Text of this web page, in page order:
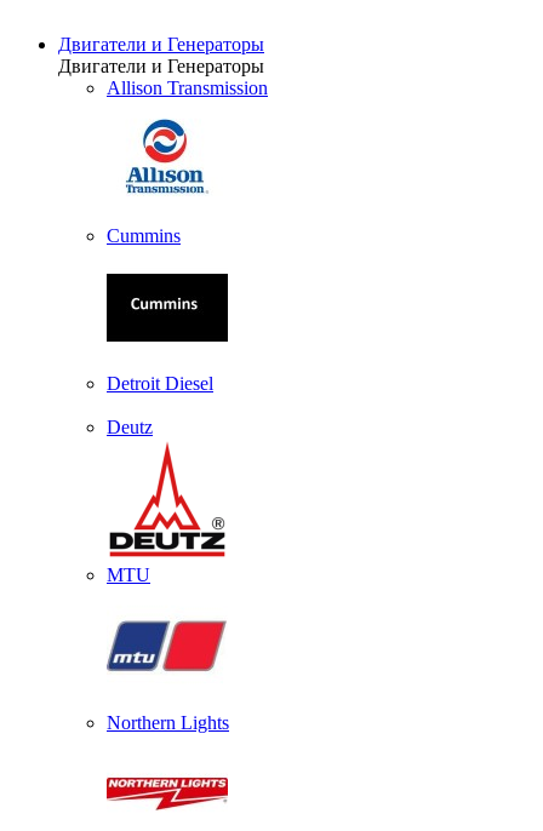
Двигатели и Генераторы
Двигатели и Генераторы
Allison Transmission
Cummins
Detroit Diesel
Deutz
MTU
Northern Lights